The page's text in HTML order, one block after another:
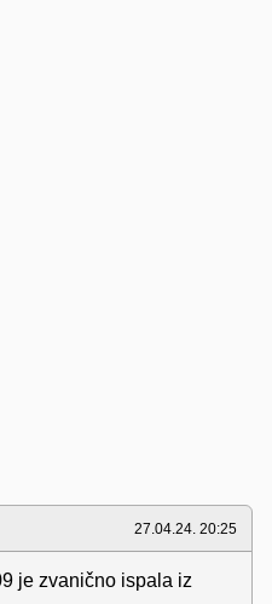
27.04.24. 20:25
je zvanično ispala iz